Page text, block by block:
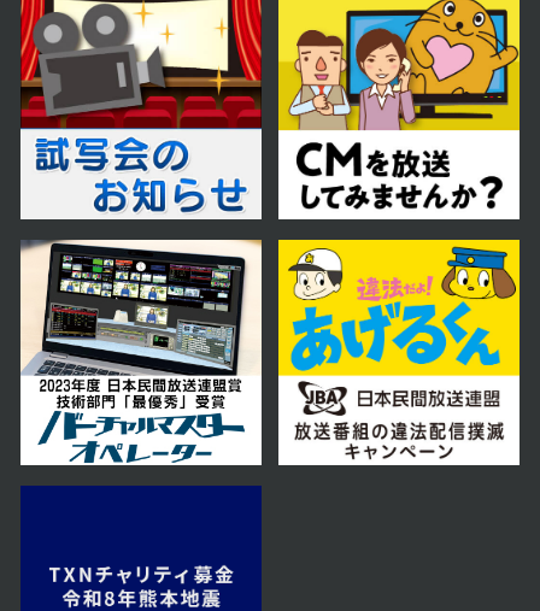
2025年12月13日 放送
12月13日【年末年始にオススメ！
お値打ちグル巡り】
2025年12月06日 放送
12月6日【コスパ最高！バイキング
＆食べ放題】
2025年11月29日 放送
11月29日【泊まってみたい！気に
なる２０２５ニューオープンホテル
SP】
ーメン２０２５冬】